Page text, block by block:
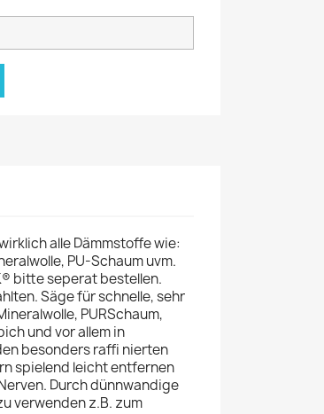
alle Dämmstoffe wie:
PU-Schaum uvm.
bitte seperat bestellen.
Säge für schnelle, sehr
PURSchaum,
und vor allem in
besonders raffi nierten
spielend leicht entfernen
Durch dünnwandige
verwenden z.B. zum